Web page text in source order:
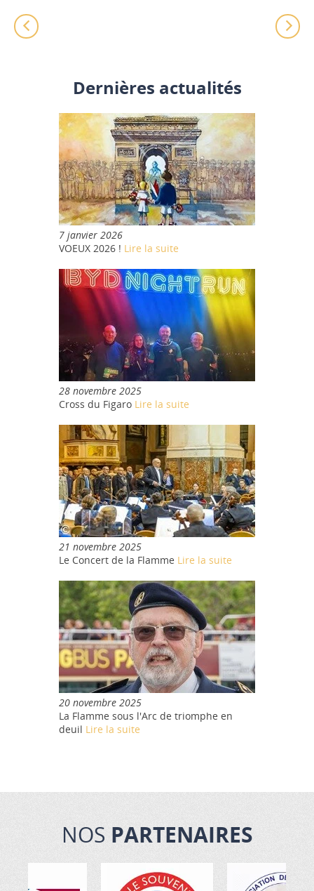
Dernières actualités
7 janvier 2026
VOEUX 2026 ! Lire la suite
28 novembre 2025
Cross du Figaro Lire la suite
21 novembre 2025
Le Concert de la Flamme Lire la suite
20 novembre 2025
La Flamme sous l'Arc de triomphe en
deuil Lire la suite
NOS PARTENAIRES